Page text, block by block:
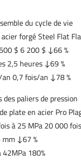
du cycle de vie
forgé Steel Flat
$ 6 200 $ ↓66 %
2,5 heures ↓69 %
0,7 fois/an ↓78 %
paliers de pression
plate en acier Pro
à 25 MPa 20 000
↓67 %
180%